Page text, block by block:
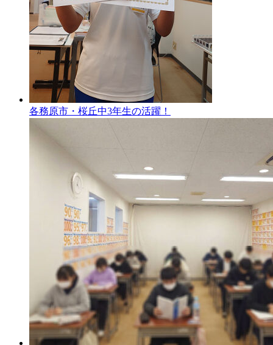
各務原市・桜丘中3年生の活躍！